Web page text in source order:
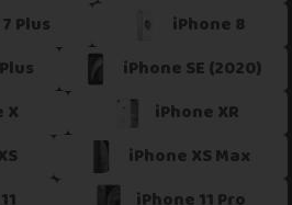
pas une offre correspondant aux
nous contacter.
Plus
iPhone 8
iPhone SE (2020)
X
iPhone XR
iPhone XS Max